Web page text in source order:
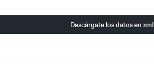
Descárgate los datos en xml